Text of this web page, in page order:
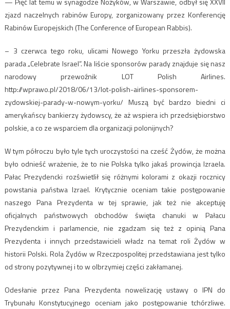
zjazd naczelnych rabinów Europy, zorganizowany przez Konferencję
Rabinów Europejskich (The Conference of European Rabbis).
– 3 czerwca tego roku, ulicami Nowego Yorku przeszła żydowska
parada „Celebrate Israel”. Na liście sponsorów parady znajduje się nasz
narodowy przewoźnik LOT Polish Airlines.
http://wprawo.pl/2018/06/13/lot-polish-airlines-sponsorem-
zydowskiej-parady-w-nowym-yorku/ Muszą być bardzo biedni ci
amerykańscy bankierzy żydowscy, że aż wspiera ich przedsiębiorstwo
polskie, a co ze wsparciem dla organizacji polonijnych?
W tym półroczu było tyle tych uroczystości na cześć Żydów, że można
było odnieść wrażenie, że to nie Polska tylko jakaś prowincja Izraela.
Pałac Prezydencki rozświetlił się różnymi kolorami z okazji rocznicy
powstania państwa Izrael. Krytycznie oceniam takie postępowanie
naszego Pana Prezydenta w tej sprawie, jak też nie akceptuję
oficjalnych państwowych obchodów święta chanuki w Pałacu
Prezydenckim i parlamencie, nie zgadzam się też z opinią Pana
Prezydenta i innych przedstawicieli władz na temat roli Żydów w
historii Polski. Rola Żydów w Rzeczpospolitej przedstawiana jest tylko
od strony pozytywnej i to w olbrzymiej części zakłamanej.
Odesłanie przez Pana Prezydenta nowelizację ustawy o IPN do
Trybunału Konstytucyjnego oceniam jako postępowanie tchórzliwe.